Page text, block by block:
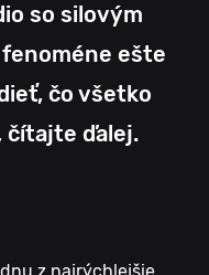
so silovým
ešte
čo všetko
čítajte ďalej.